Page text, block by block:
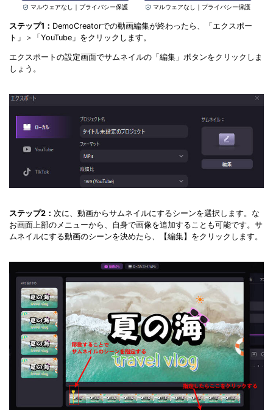
マルウェアなし｜プライバシー保護 マルウェアなし｜プライバシー保護
ステップ1： DemoCreatorでの動画編集が終わったら、「エクスポー
ト」＞「YouTube」をクリックします。
エクスポートの設定画面でサムネイルの「編集」ボタンをクリックしま
しょう。
ステップ2： 次に、動画からサムネイルにするシーンを選択します。な
お画面上部のメニューから、自身で画像を追加することも可能です。サ
ムネイルにする動画のシーンを決めたら、【編集】をクリックします。